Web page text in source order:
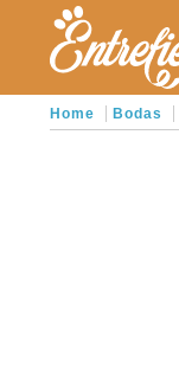
Home Bodas